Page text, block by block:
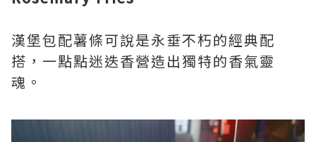
漢堡包配薯條可說是永垂不朽的經典配
搭，一點點迷迭香營造出獨特的香氣靈
魂。